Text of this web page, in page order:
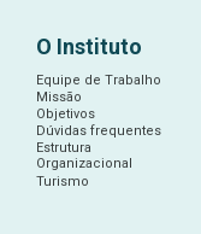
O Instituto
Equipe de Trabalho
Missão
Objetivos
Dúvidas frequentes
Estrutura
Organizacional
Turismo